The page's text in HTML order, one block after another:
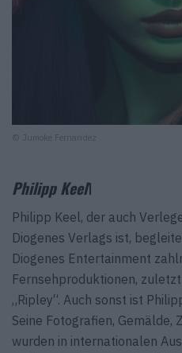
© Jumoke Fernandez
Philipp Keel1
Philipp Keel, der auch
Diogenes Verlags ist,
Diogenes Entertainment
Fernsehproduktionen,
„Ripley“. Auch sonst ist
Seine Fotografien, Gemälde,
wurden in internationalen